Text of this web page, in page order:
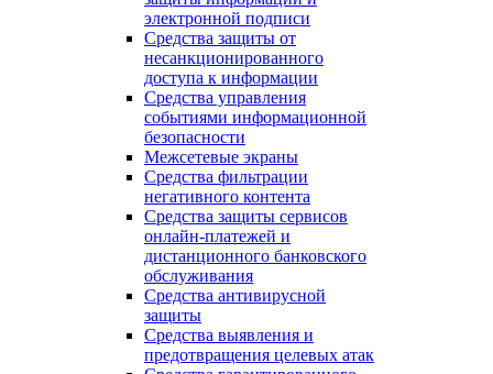
электронной подписи
Средства защиты от
несанкционированного
доступа к информации
Средства управления
событиями информационной
безопасности
Межсетевые экраны
Средства фильтрации
негативного контента
Средства защиты сервисов
онлайн-платежей и
дистанционного банковского
обслуживания
Средства антивирусной
защиты
Средства выявления и
предотвращения целевых атак